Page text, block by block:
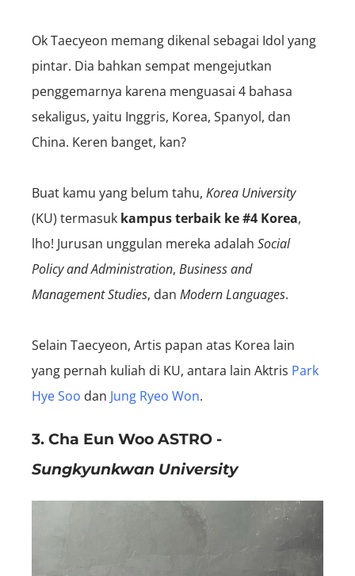
Ok Taecyeon memang dikenal sebagai Idol yang
pintar. Dia bahkan sempat mengejutkan
penggemarnya karena menguasai 4 bahasa
sekaligus, yaitu Inggris, Korea, Spanyol, dan
China. Keren banget, kan?
Buat kamu yang belum tahu, Korea University
(KU) termasuk kampus terbaik ke #4 Korea,
lho! Jurusan unggulan mereka adalah Social
Policy and Administration, Business and
Management Studies, dan Modern Languages.
Selain Taecyeon, Artis papan atas Korea lain
yang pernah kuliah di KU, antara lain Aktris Park
Hye Soo dan Jung Ryeo Won.
3. Cha Eun Woo ASTRO -
Sungkyunkwan University